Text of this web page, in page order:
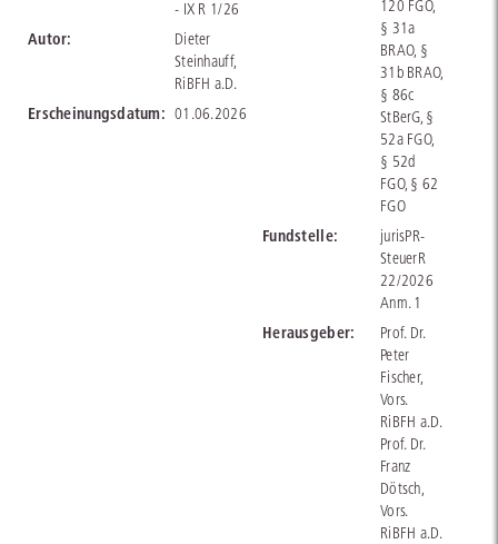
- IX R 1/26
Autor:
Dieter
Steinhauff,
RiBFH a.D.
Erscheinungsdatum: 01.06.2026
120 FGO,
§ 31a
BRAO, §
31b BRAO,
§ 86c
StBerG, §
52a FGO,
§ 52d
FGO, § 62
FGO
Fundstelle:
jurisPR-
SteuerR
22/2026
Anm. 1
Herausgeber:
Prof. Dr.
Peter
Fischer,
Vors.
RiBFH a.D.
Prof. Dr.
Franz
Dötsch,
Vors.
RiBFH a.D.